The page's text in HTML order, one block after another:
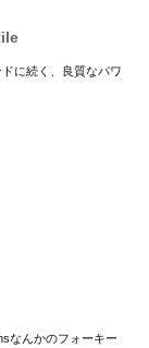
に続く、良質なパワ
なんかのフォーキー